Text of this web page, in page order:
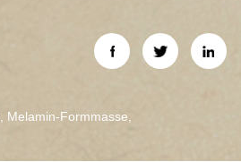
, Melamin-Formmasse,